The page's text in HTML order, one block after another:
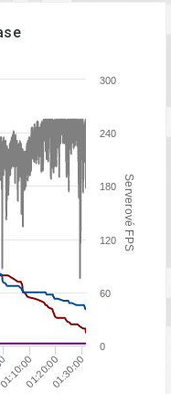
Serverové FPS
01:20:0001:30:00
0
60
120
180
240
300